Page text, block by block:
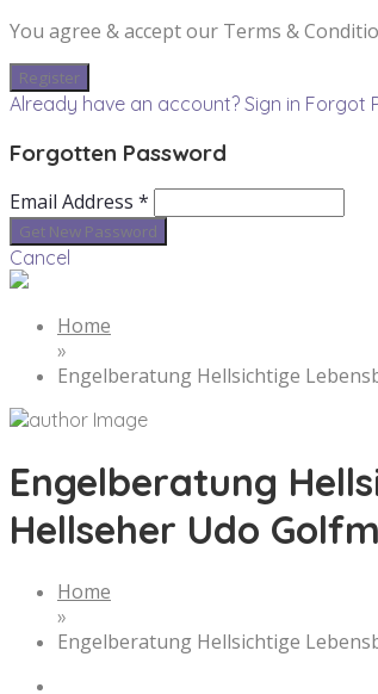
You agree & accept our Terms &
Already have an account? Sign in Forgot
Forgotten Password
Email Address *
Cancel
Home
»
Engelberatung Hellsichtige
Engelberatung
Hellseher Udo
Home
»
Engelberatung Hellsichtige